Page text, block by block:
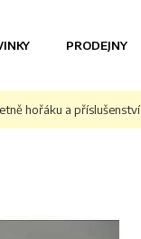
PRODEJNY
hořáku a příslušenství